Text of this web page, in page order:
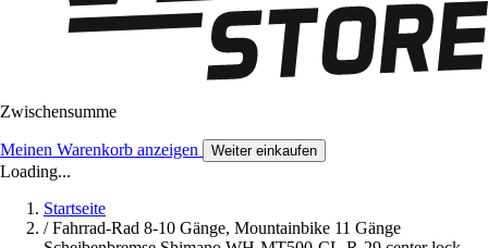
Zwischensumme
Meinen Warenkorb anzeigen Weiter einkaufen
Loading...
Startseite
/ Fahrrad-Rad 8-10 Gänge, Mountainbike 11 Gänge